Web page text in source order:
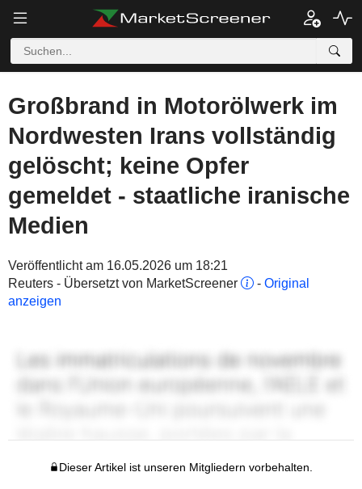
Großbrand in Motorölwerk im
Nordwesten Irans vollständig
gelöscht; keine Opfer
gemeldet - staatliche iranische
Medien
Veröffentlicht am 16.05.2026 um 18:21
Reuters - Übersetzt von MarketScreener
- Original
anzeigen
Dieser Artikel ist unseren Mitgliedern vorbehalten.